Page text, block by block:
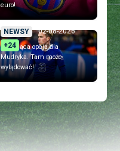
euro!
NEWSY
02-08-2026
+24
Szokująca opcja dla
Mudryka. Tam może
wylądować!